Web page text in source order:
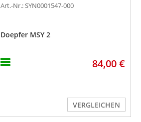
Art.-Nr.: SYN0001547-000
Doepfer MSY 2
84,00 €
VERGLEICHEN